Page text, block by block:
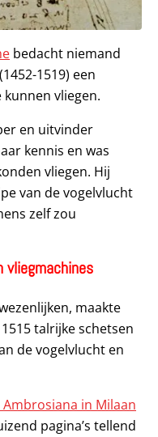
bedacht niemand
1519) een
vliegen.
en uitvinder
kennis en was
vliegen. Hij
van de vogelvlucht
zelf zou
vliegmachines
maakte
talrijke schetsen
de vogelvlucht en
in Milaan
pagina’s tellend